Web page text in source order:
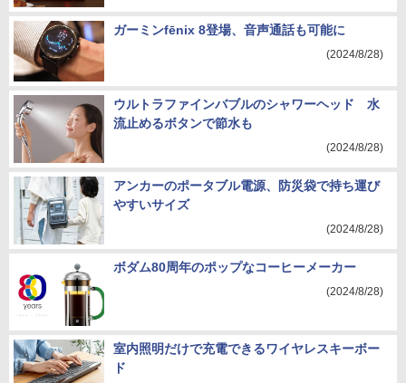
ガーミンfēnix 8登場、音声通話も可能に
(2024/8/28)
ウルトラファインバブルのシャワーヘッド 水
流止めるボタンで節水も
(2024/8/28)
アンカーのポータブル電源、防災袋で持ち運び
やすいサイズ
(2024/8/28)
ボダム80周年のポップなコーヒーメーカー
(2024/8/28)
室内照明だけで充電できるワイヤレスキーボー
ド